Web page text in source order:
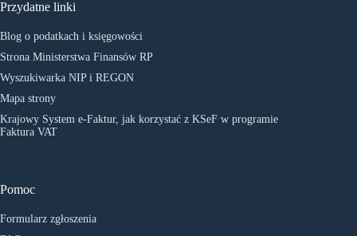
Przydatne linki
Blog o podatkach i księgowości
Strona Ministerstwa Finansów RP
Wyszukiwarka NIP i REGON
Mapa strony
Krajowy System e-Faktur, jak korzystać z KSeF w programie
Faktura VAT
Pomoc
Formularz zgłoszenia